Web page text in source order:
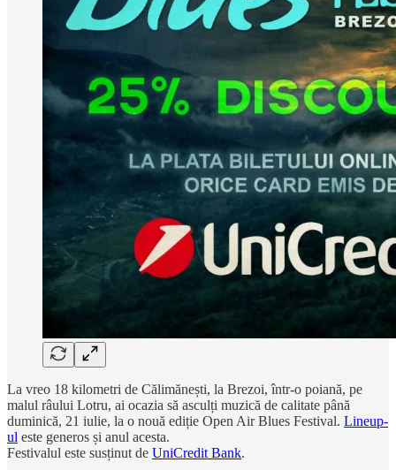
La vreo 18 kilometri de Călimănești, la Brezoi, într-o poiană, pe
malul râului Lotru, ai ocazia să asculți muzică de calitate până
duminică, 21 iulie, la o nouă ediție Open Air Blues Festival. Lineup-
ul este generos și anul acesta.
Festivalul este susținut de UniCredit Bank.